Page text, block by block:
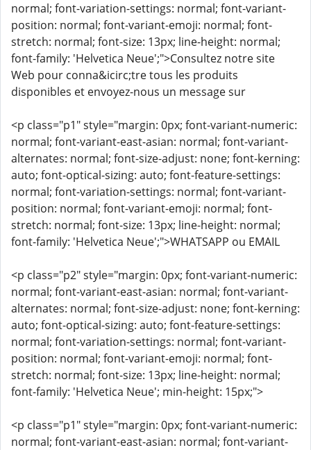
normal; font-variation-settings: normal; font-variant-
position: normal; font-variant-emoji: normal; font-
stretch: normal; font-size: 13px; line-height: normal;
font-family: 'Helvetica Neue';">Consultez notre site
Web pour conna&icirc;tre tous les produits
disponibles et envoyez-nous un message sur
<p class="p1" style="margin: 0px; font-variant-numeric:
normal; font-variant-east-asian: normal; font-variant-
alternates: normal; font-size-adjust: none; font-kerning:
auto; font-optical-sizing: auto; font-feature-settings:
normal; font-variation-settings: normal; font-variant-
position: normal; font-variant-emoji: normal; font-
stretch: normal; font-size: 13px; line-height: normal;
font-family: 'Helvetica Neue';">WHATSAPP ou EMAIL
<p class="p2" style="margin: 0px; font-variant-numeric:
normal; font-variant-east-asian: normal; font-variant-
alternates: normal; font-size-adjust: none; font-kerning:
auto; font-optical-sizing: auto; font-feature-settings:
normal; font-variation-settings: normal; font-variant-
position: normal; font-variant-emoji: normal; font-
stretch: normal; font-size: 13px; line-height: normal;
font-family: 'Helvetica Neue'; min-height: 15px;">
<p class="p1" style="margin: 0px; font-variant-numeric:
normal; font-variant-east-asian: normal; font-variant-